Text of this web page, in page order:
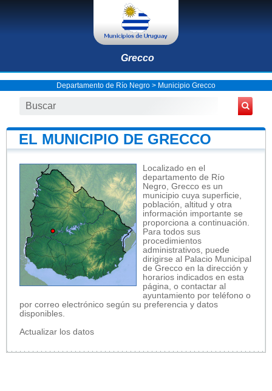
Grecco
Departamento de Río Negro > Municipio Grecco
EL MUNICIPIO DE GRECCO
Localizado en el
departamento de Río
Negro, Grecco es un
municipio cuya superficie,
población, altitud y otra
información importante se
proporciona a continuación.
Para todos sus
procedimientos
administrativos, puede
dirigirse al Palacio Municipal
de Grecco en la dirección y
horarios indicados en esta
página, o contactar al
ayuntamiento por teléfono o
por correo electrónico según su preferencia y datos
disponibles.
Actualizar los datos